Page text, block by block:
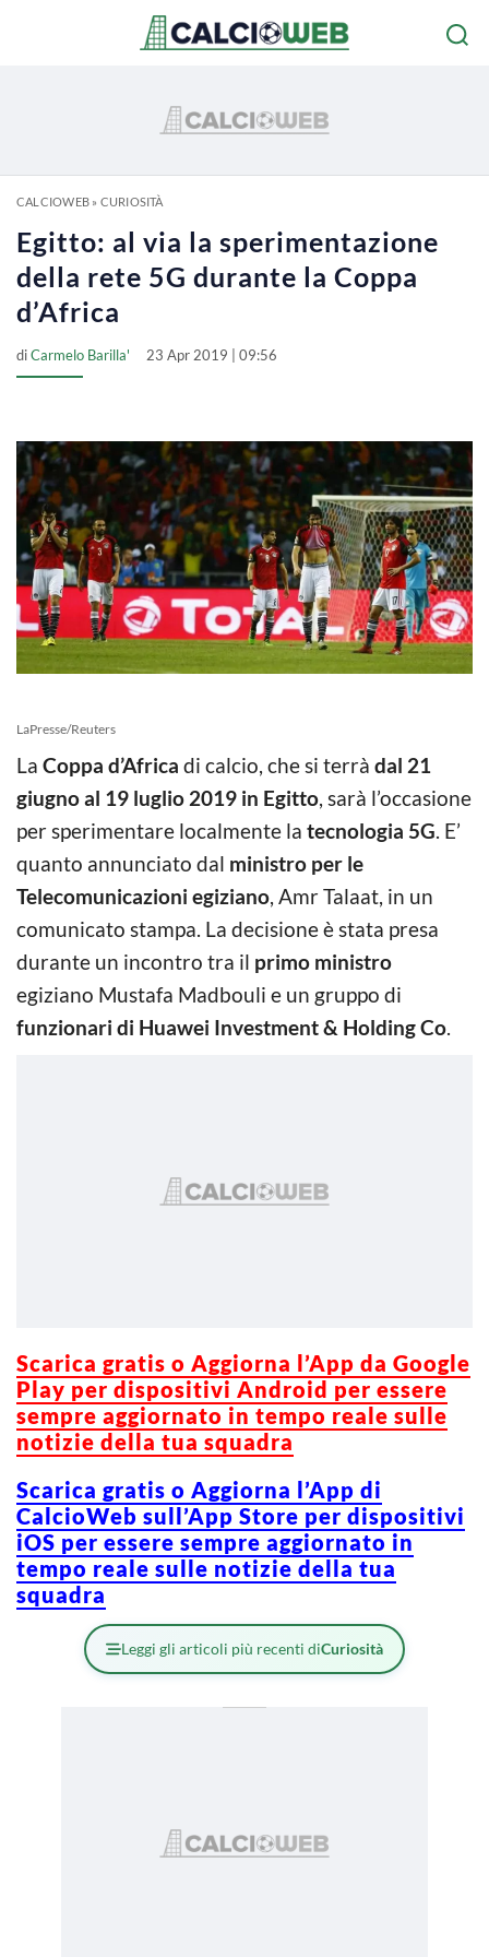
CALCIOWEB» CURIOSITÀ
Egitto: al via la sperimentazione
della rete 5G durante la Coppa
d’Africa
diCarmelo Barilla' 23 Apr 2019 | 09:56
LaPresse/Reuters
La Coppa d’Africa di calcio, che si terrà dal 21
giugno al 19 luglio 2019 in Egitto, sarà l’occasione
per sperimentare localmente la tecnologia 5G. E’
quanto annunciato dal ministro per le
Telecomunicazioni egiziano, Amr Talaat, in un
comunicato stampa. La decisione è stata presa
durante un incontro tra il primo ministro
egiziano Mustafa Madbouli e un gruppo di
funzionari di Huawei Investment & Holding Co.
Scarica gratis o Aggiorna l’App da Google
Play per dispositivi Android per essere
sempre aggiornato in tempo reale sulle
notizie della tua squadra
Scarica gratis o Aggiorna l’App di
CalcioWeb sull’App Store per dispositivi
iOS per essere sempre aggiornato in
tempo reale sulle notizie della tua
squadra
Leggi gli articoli più recenti diCuriosità